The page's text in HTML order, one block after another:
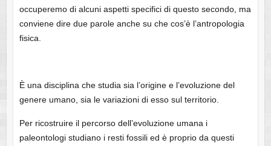
occuperemo di alcuni aspetti specifici di questo secondo, ma
conviene dire due parole anche su che cos’è l’antropologia
fisica.
È una disciplina che studia sia l’origine e l’evoluzione del
genere umano, sia le variazioni di esso sul territorio.
Per ricostruire il percorso dell’evoluzione umana i
paleontologi studiano i resti fossili ed è proprio da questi